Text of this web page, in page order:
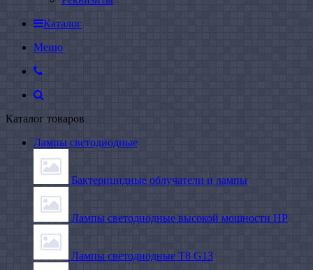
Каталог
Меню
Каталог товаров
Лампы светодиодные
Бактерицидные облучатели и лампы
Лампы светодиодные высокой мощности HP
Лампы светодиодные Т8 G13